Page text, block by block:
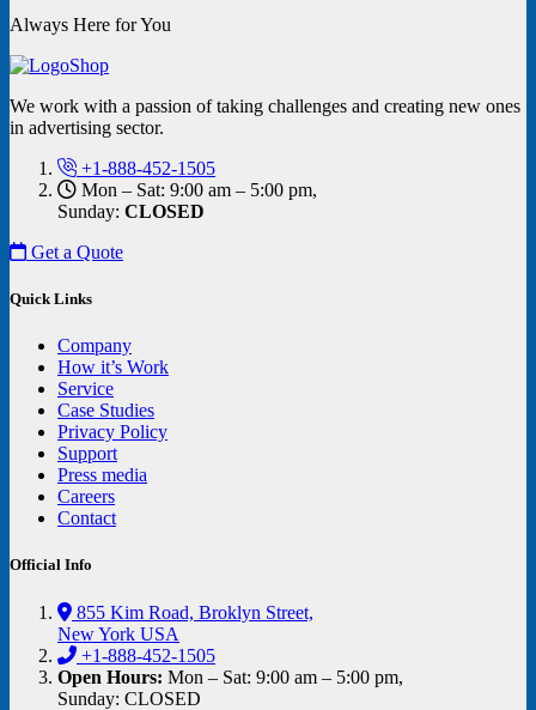
Always Here for You
We work with a passion of taking challenges and creating new ones
in advertising sector.
+1-888-452-1505
Mon – Sat: 9:00 am – 5:00 pm,
Sunday: CLOSED
Get a Quote
Quick Links
Company
How it’s Work
Service
Case Studies
Privacy Policy
Support
Press media
Careers
Contact
Official Info
855 Kim Road, Broklyn Street,
New York USA
+1-888-452-1505
Open Hours: Mon – Sat: 9:00 am – 5:00 pm,
Sunday: CLOSED